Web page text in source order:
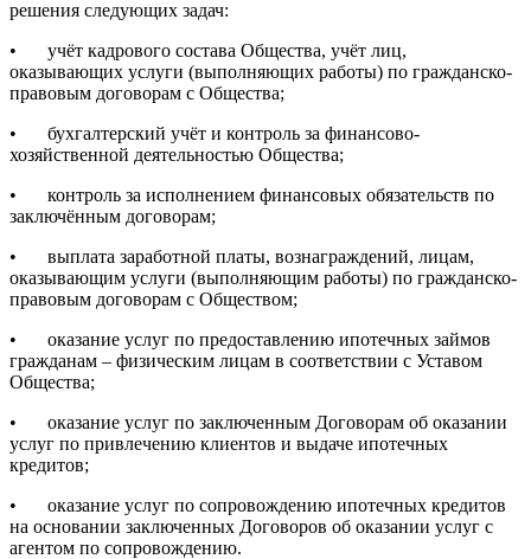
решения следующих задач:
•
учёт кадрового состава Общества, учёт лиц,
оказывающих услуги (выполняющих работы) по гражданско-
правовым договорам с Общества;
•
бухгалтерский учёт и контроль за финансово-
хозяйственной деятельностью Общества;
•
контроль за исполнением финансовых обязательств по
заключённым договорам;
•
выплата заработной платы, вознаграждений, лицам,
оказывающим услуги (выполняющим работы) по гражданско-
правовым договорам с Обществом;
•
оказание услуг по предоставлению ипотечных займов
гражданам – физическим лицам в соответствии с Уставом
Общества;
•
оказание услуг по заключенным Договорам об оказании
услуг по привлечению клиентов и выдаче ипотечных
кредитов;
•
оказание услуг по сопровождению ипотечных кредитов
на основании заключенных Договоров об оказании услуг с
агентом по сопровождению.